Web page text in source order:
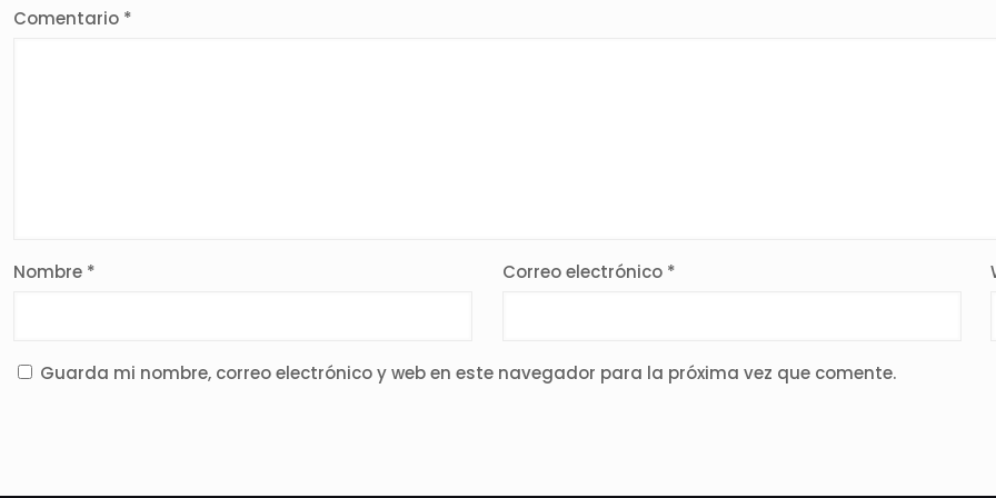
Comentario *
Nombre * Correo electrónico *
Guarda mi nombre, correo electrónico y web en este navegador para la próxima vez que comente.